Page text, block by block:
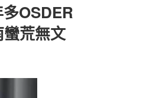
OSDER
荒無文